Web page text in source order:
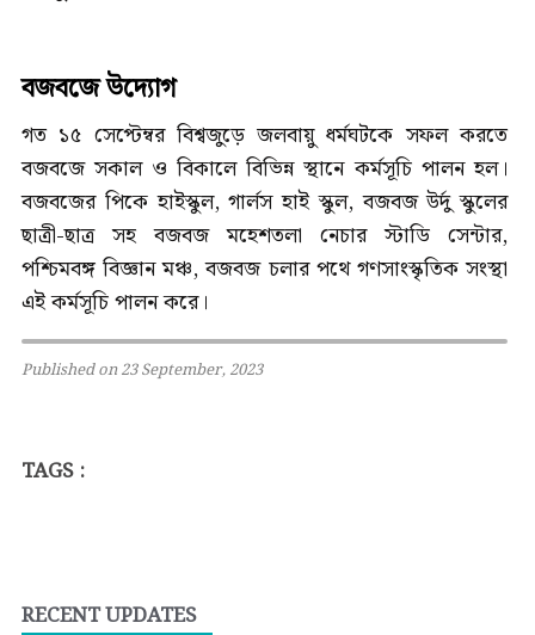
বজবজে উদ্যোগ
গত ১৫ সেপ্টেম্বর বিশ্বজুড়ে জলবায়ু ধর্মঘটকে সফল করতে
বজবজে সকাল ও বিকালে বিভিন্ন স্থানে কর্মসূচি পালন হল।
বজবজের পিকে হাইস্কুল, গার্লস হাই স্কুল, বজবজ উর্দু স্কুলের
ছাত্রী-ছাত্র সহ বজবজ মহেশতলা নেচার স্টাডি সেন্টার,
পশ্চিমবঙ্গ বিজ্ঞান মঞ্চ, বজবজ চলার পথে গণসাংস্কৃতিক সংস্থা
এই কর্মসূচি পালন করে।
Published on 23 September, 2023
TAGS :
RECENT UPDATES